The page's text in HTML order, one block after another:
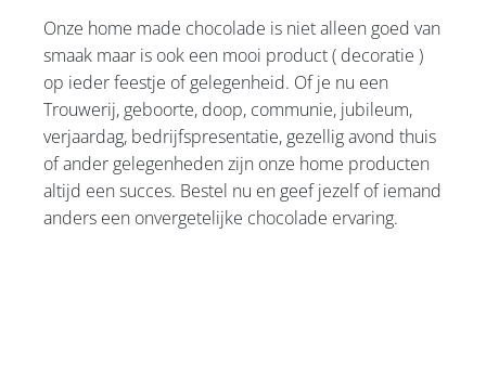
Onze home made chocolade is niet alleen goed van
smaak maar is ook een mooi product ( decoratie )
op ieder feestje of gelegenheid. Of je nu een
Trouwerij, geboorte, doop, communie, jubileum,
verjaardag, bedrijfspresentatie, gezellig avond thuis
of ander gelegenheden zijn onze home producten
altijd een succes. Bestel nu en geef jezelf of iemand
anders een onvergetelijke chocolade ervaring.